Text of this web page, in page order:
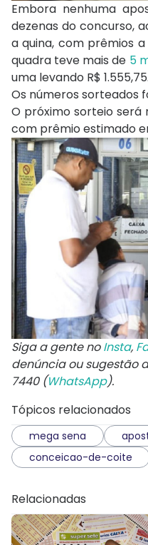
Embora nenhuma
dezenas do concurso,
a quina, com prêmios a
quadra teve mais de 5
uma levando R$ 1.555,75.
Os números sorteados
O próximo sorteio será
com prêmio estimado
Siga a gente noInsta,
denúncia ou sugestão
7440 (WhatsApp).
Tópicos relacionados
mega sena
conceicao-de-coite
Relacionadas